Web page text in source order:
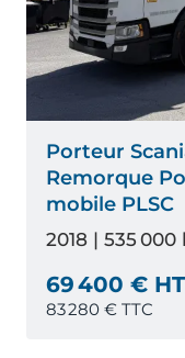
Porteur
Remorque
mobile PLSC
2018 | 535
69 400 € HT
83 280 € TTC